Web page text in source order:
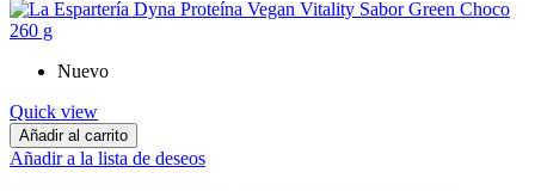
Nuevo
Quick view
Añadir al carrito
Añadir a la lista de deseos